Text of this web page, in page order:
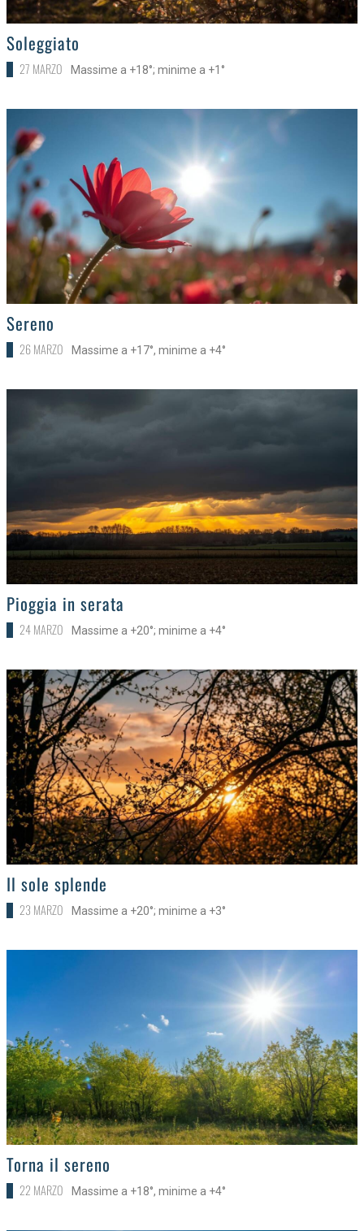
>
Soleggiato
27 MARZO Massime a +18°; minime a +1°
>
Sereno
26 MARZO Massime a +17°, minime a +4°
>
Pioggia in serata
24 MARZO Massime a +20°; minime a +4°
>
Il sole splende
23 MARZO Massime a +20°; minime a +3°
>
Torna il sereno
22 MARZO Massime a +18°, minime a +4°